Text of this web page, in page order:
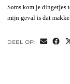
Soms kom je dingetjes
mijn geval is dat
DEEL OP: